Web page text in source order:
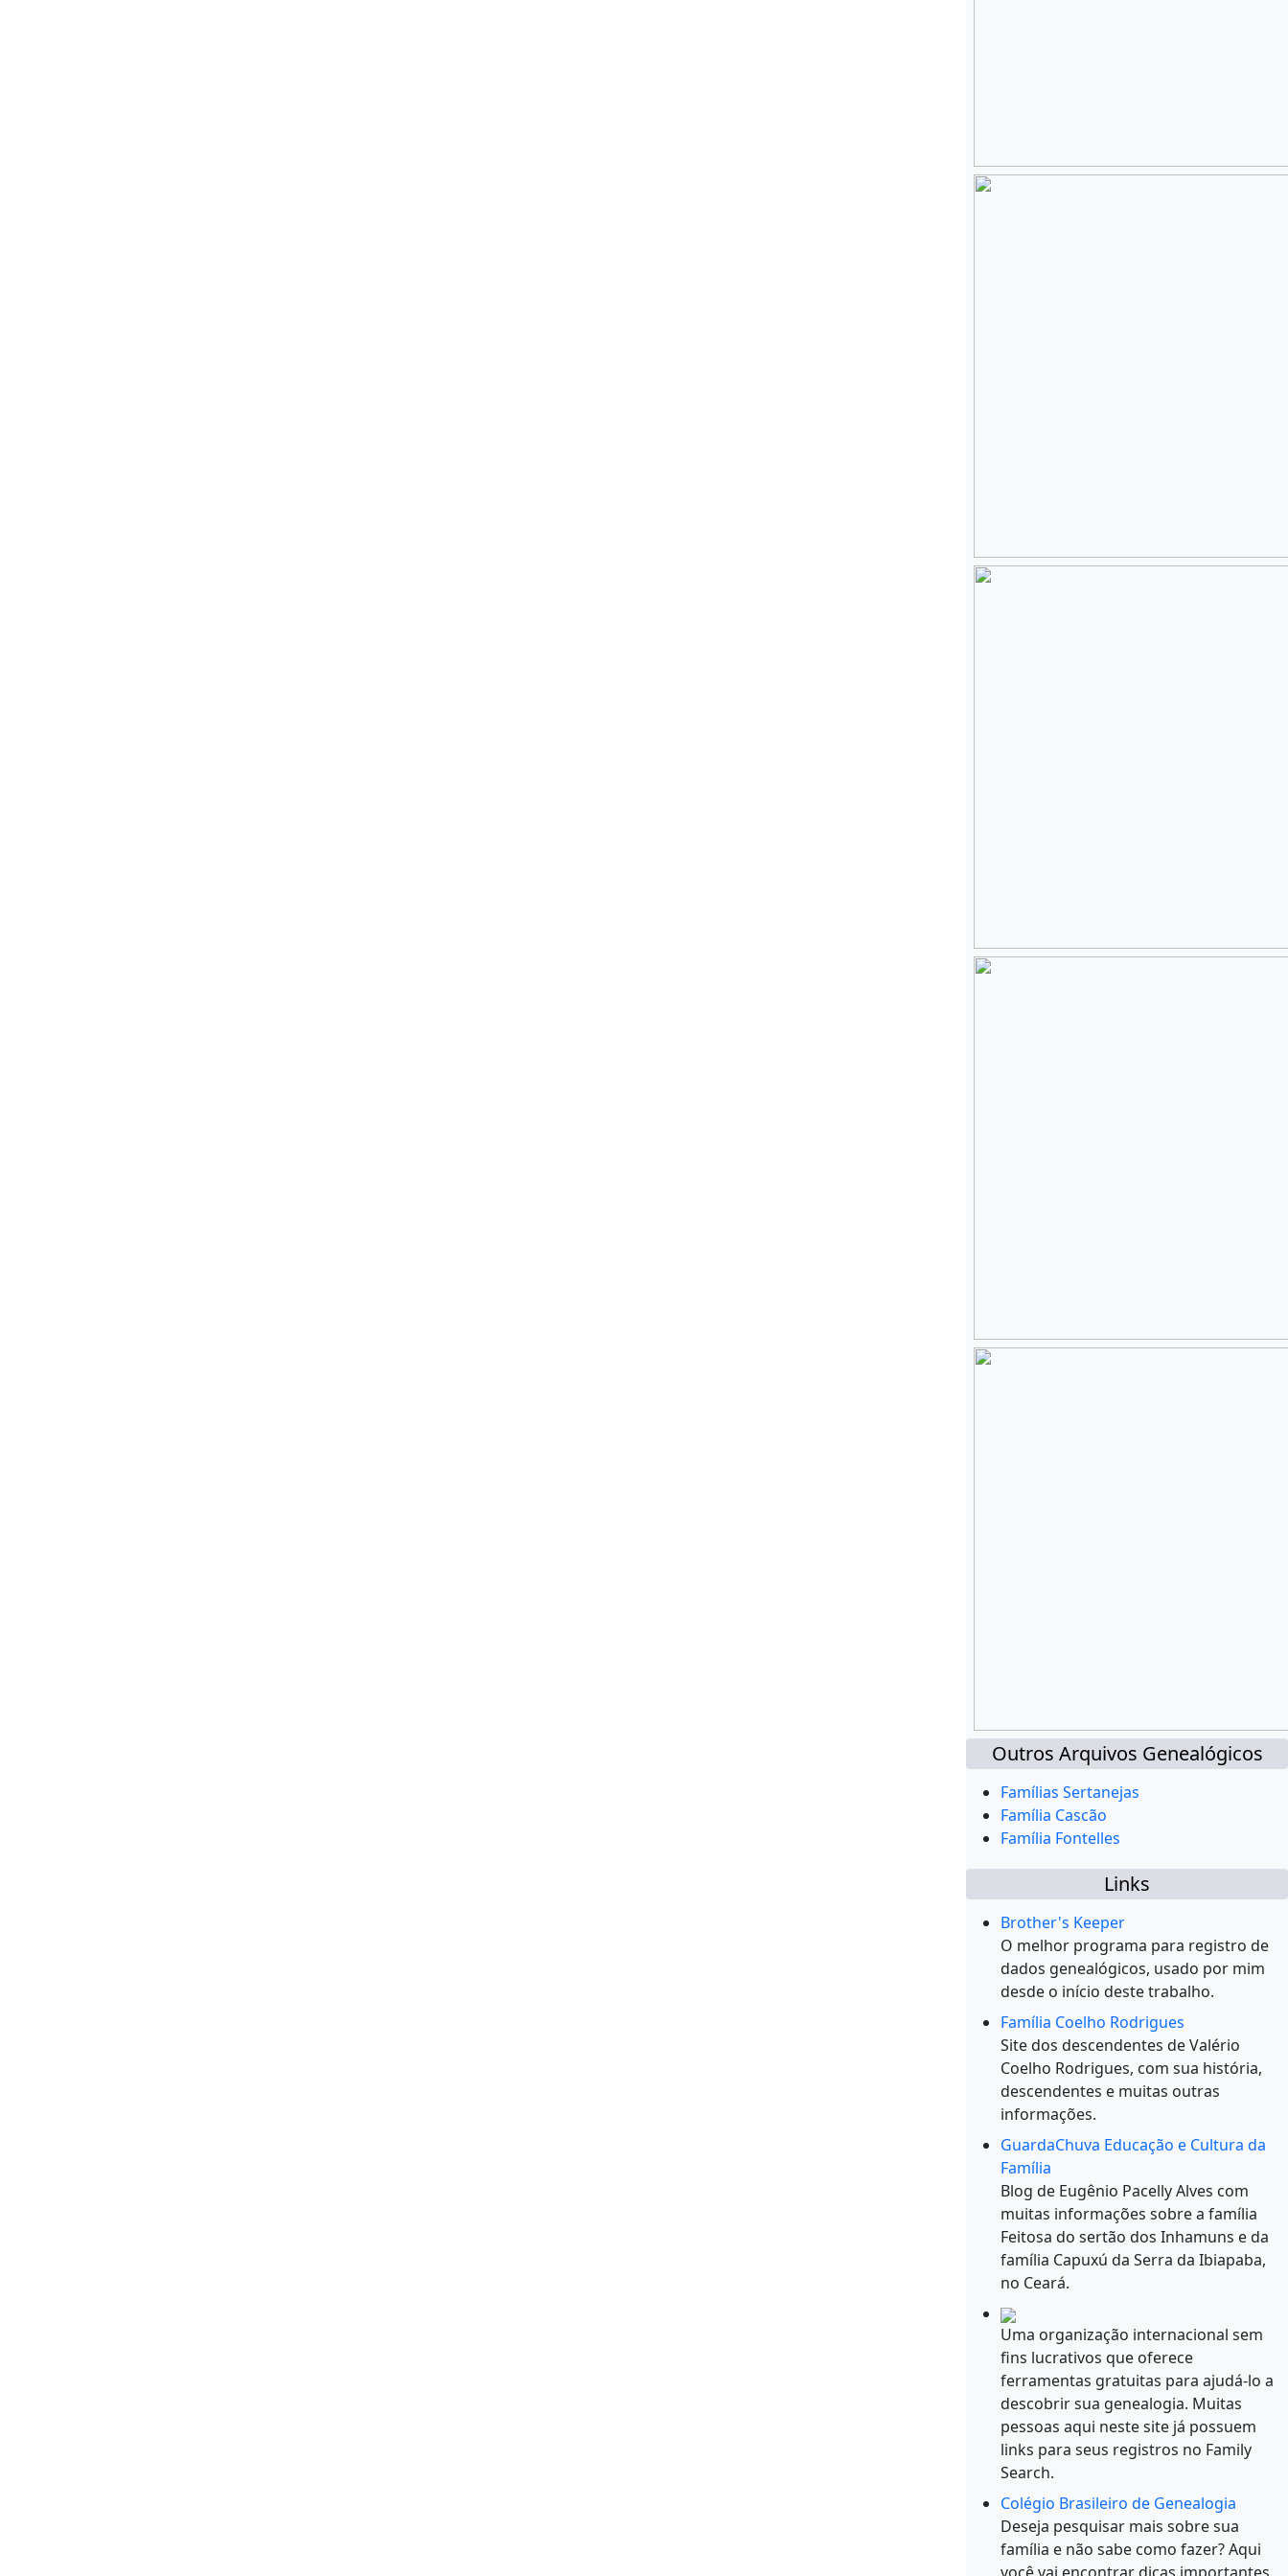
Outros Arquivos Genealógicos
Famílias Sertanejas
Família Cascão
Família Fontelles
Links
Brother's Keeper
O melhor programa para registro de
dados genealógicos, usado por mim
desde o início deste trabalho.
Família Coelho Rodrigues
Site dos descendentes de Valério
Coelho Rodrigues, com sua história,
descendentes e muitas outras
informações.
GuardaChuva Educação e Cultura da
Família
Blog de Eugênio Pacelly Alves com
muitas informações sobre a família
Feitosa do sertão dos Inhamuns e da
família Capuxú da Serra da Ibiapaba,
no Ceará.
Uma organização internacional sem
fins lucrativos que oferece
ferramentas gratuitas para ajudá-lo a
descobrir sua genealogia. Muitas
pessoas aqui neste site já possuem
links para seus registros no Family
Search.
Colégio Brasileiro de Genealogia
Deseja pesquisar mais sobre sua
família e não sabe como fazer? Aqui